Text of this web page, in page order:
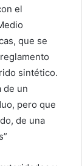
el
que se
sintético.
de un
pero que
de una